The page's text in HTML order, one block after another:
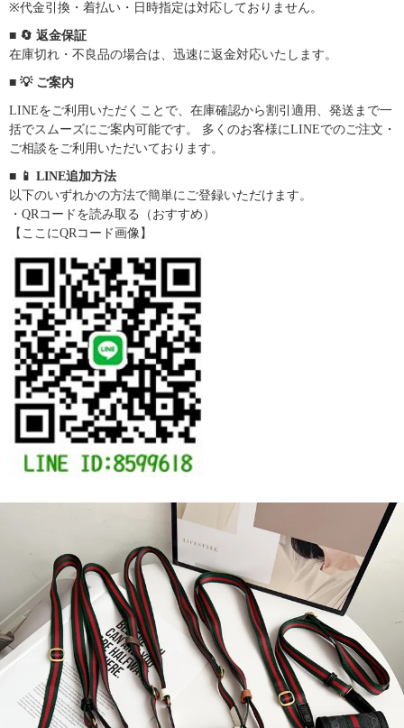
※代金引換・着払い・日時指定は対応しておりません。
■ 🔄 返金保証
在庫切れ・不良品の場合は、迅速に返金対応いたします。
■ 💡 ご案内
LINEをご利用いただくことで、在庫確認から割引適用、発送まで一
括でスムーズにご案内可能です。 多くのお客様にLINEでのご注文・
ご相談をご利用いただいております。
■ 📱 LINE追加方法
以下のいずれかの方法で簡単にご登録いただけます。
・QRコードを読み取る（おすすめ）
【ここにQRコード画像】